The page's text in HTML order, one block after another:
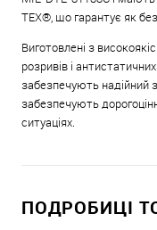
TEX®, що гарантує як
Виготовлені з
розривів і
забезпечують надійний
забезпечують
ситуаціях.
ПОДРОБИЦІ